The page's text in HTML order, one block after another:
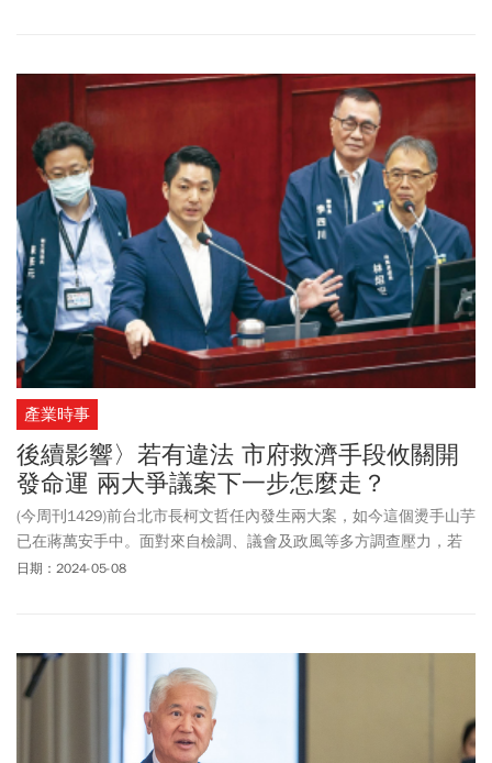
產業時事
後續影響〉若有違法 市府救濟手段攸關開
發命運 兩大爭議案下一步怎麼走？
(今周刊1429)前台北市長柯文哲任內發生兩大案，如今這個燙手山芋
已在蔣萬安手中。面對來自檢調、議會及政風等多方調查壓力，若
違法屬實，蔣市府將如何救濟成為重要下一步。
日期：2024-05-08